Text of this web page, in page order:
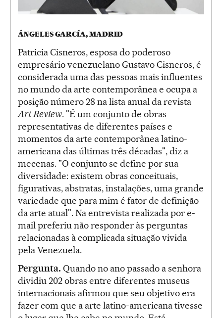
ÁNGELES GARCÍA, MADRID
Patricia Cisneros, esposa do poderoso
empresário venezuelano Gustavo Cisneros, é
considerada uma das pessoas mais influentes
no mundo da arte contemporânea e ocupa a
posição número 28 na lista anual da revista
Art Review. "É um conjunto de obras
representativas de diferentes países e
momentos da arte contemporânea latino-
americana das últimas três décadas", diz a
mecenas. "O conjunto se define por sua
diversidade: existem obras conceituais,
figurativas, abstratas, instalações, uma grande
variedade que para mim é fator de definição
da arte atual". Na entrevista realizada por e-
mail preferiu não responder às perguntas
relacionadas à complicada situação vivida
pela Venezuela.
Pergunta. Quando no ano passado a senhora
dividiu 202 obras entre diferentes museus
internacionais afirmou que seu objetivo era
fazer com que a arte latino-americana tivesse